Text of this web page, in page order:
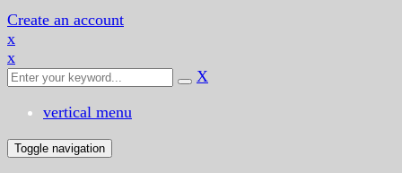
Create an account
x
x
X
vertical menu
Toggle navigation